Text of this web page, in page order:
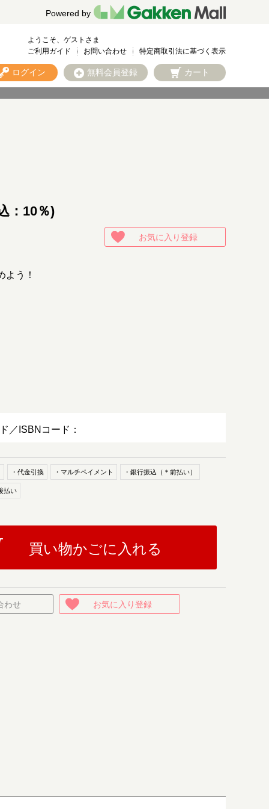
Powered by
ようこそ、ゲストさま
ご利用ガイド
お問い合わせ 特定商取引法に基づく表示
ログイン 無料会員登録 カート
：10％)
お気に入り登録
よう！
／ISBNコード：
・代金引換 ・マルチペイメント ・銀行振込（＊前払い）
払い
買い物かごに入れる
わせ お気に入り登録